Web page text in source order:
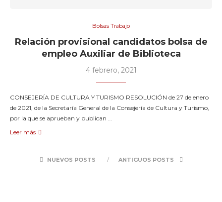
Bolsas Trabajo
Relación provisional candidatos bolsa de
empleo Auxiliar de Biblioteca
4 febrero, 2021
CONSEJERÍA DE CULTURA Y TURISMO RESOLUCIÓN de 27 de enero
de 2021, de la Secretaría General de la Consejería de Cultura y Turismo,
por la que se aprueban y publican …
Leer más
NUEVOS POSTS ANTIGUOS POSTS